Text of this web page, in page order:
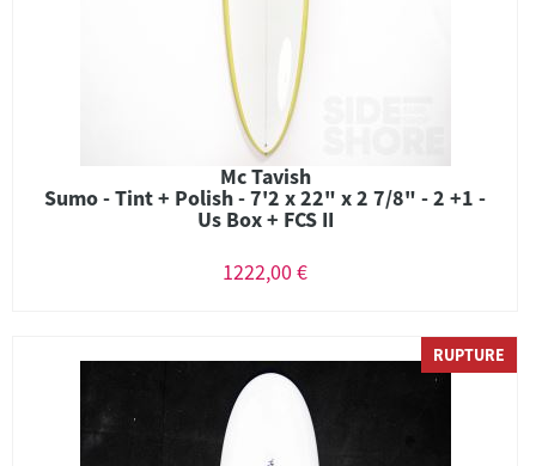
Mc Tavish
Sumo - Tint + Polish - 7'2 x 22" x 2 7/8" - 2 +1 -
Us Box + FCS II
1222,00 €
RUPTURE